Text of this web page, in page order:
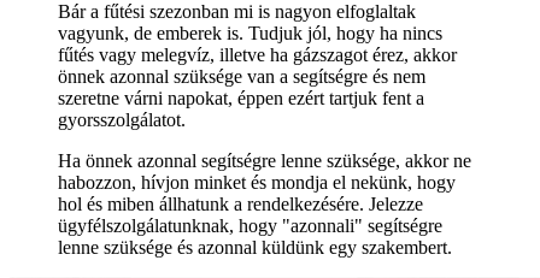
Bár a fűtési szezonban mi is nagyon elfoglaltak
vagyunk, de emberek is. Tudjuk jól, hogy ha nincs
fűtés vagy melegvíz, illetve ha gázszagot érez, akkor
önnek azonnal szüksége van a segítségre és nem
szeretne várni napokat, éppen ezért tartjuk fent a
gyorsszolgálatot.
Ha önnek azonnal segítségre lenne szüksége, akkor ne
habozzon, hívjon minket és mondja el nekünk, hogy
hol és miben állhatunk a rendelkezésére. Jelezze
ügyfélszolgálatunknak, hogy "azonnali" segítségre
lenne szüksége és azonnal küldünk egy szakembert.